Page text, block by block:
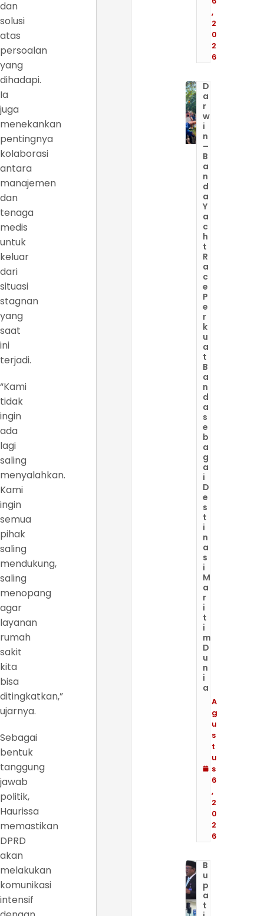
dan
solusi
atas
persoalan
yang
dihadapi.
Ia
juga
menekankan
pentingnya
kolaborasi
antara
manajemen
dan
tenaga
medis
untuk
keluar
dari
situasi
stagnan
yang
saat
ini
terjadi.
“Kami
tidak
ingin
ada
lagi
saling
menyalahkan.
Kami
ingin
semua
pihak
saling
mendukung,
saling
menopang
agar
layanan
rumah
sakit
kita
bisa
ditingkatkan,”
ujarnya.
Sebagai
bentuk
tanggung
jawab
politik,
Haurissa
memastikan
DPRD
akan
melakukan
komunikasi
intensif
,
2
0
2
6
D
a
r
w
i
n
–
B
a
n
d
a
Y
a
c
h
t
R
a
c
e
P
e
r
k
u
a
t
B
a
n
d
a
s
e
b
a
g
a
i
D
e
s
t
i
n
a
s
i
M
a
r
i
t
i
m
D
u
n
i
a
A
g
u
s
t
u
s
6
,
2
0
2
6
B
u
p
a
t